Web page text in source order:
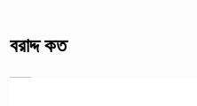
বরাদ্দ কত